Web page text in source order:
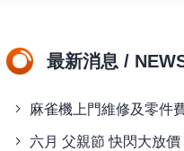
最新消息 /
麻雀機上門維修及零件費用
六月 父親節 快閃大放